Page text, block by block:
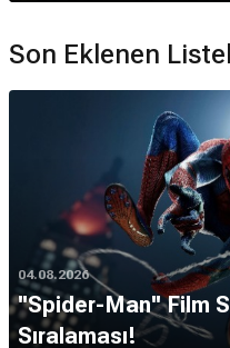
Son Eklenen
04.08.2026
''Spider-Man'' Film
Sıralaması!